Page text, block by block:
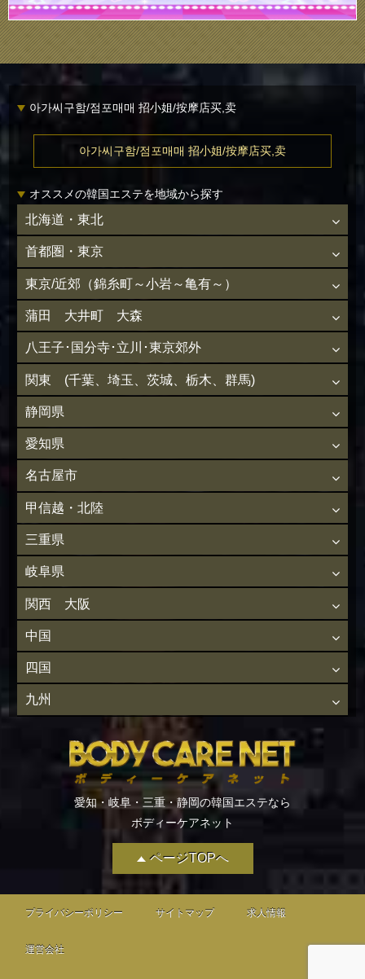
ページTOPへ
아가씨구함/점포매매 招小姐/按摩店买,卖
아가씨구함/점포매매 招小姐/按摩店买,卖
オススメの韓国エステを地域から探す
北海道・東北
首都圏・東京
東京/近郊（錦糸町～小岩～亀有～）
蒲田 大井町 大森
八王子･国分寺･立川･東京郊外
関東 (千葉、埼玉、茨城、栃木、群馬)
静岡県
愛知県
名古屋市
甲信越・北陸
三重県
岐阜県
関西 大阪
中国
四国
九州
愛知・岐阜・三重・静岡の韓国エステなら
ボディーケアネット
プライバシーポリシー サイトマップ 求人情報
運営会社